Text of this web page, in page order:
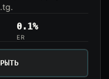
0.1%
ER